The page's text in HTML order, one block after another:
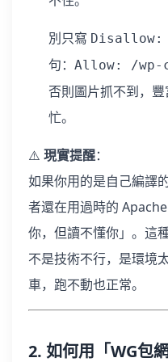
別只寫 Disallow:
句： Allow: /wp-
否則圖片抓不到，
忙。
⚠️ 現實提醒：
如果你用的是自己編譯
者還在用過時的
你，但讀不懂你」。這
不是技術不行，是環境
車，跑不動也正常。
2. 如何用「WG包